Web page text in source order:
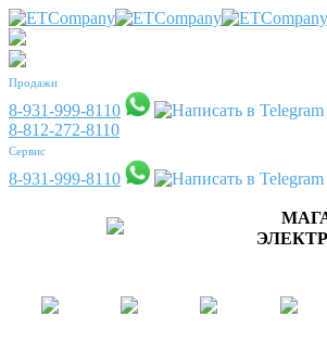
Продажи
8-931-999-8110
8-812-272-8110
Сервис
8-931-999-8110